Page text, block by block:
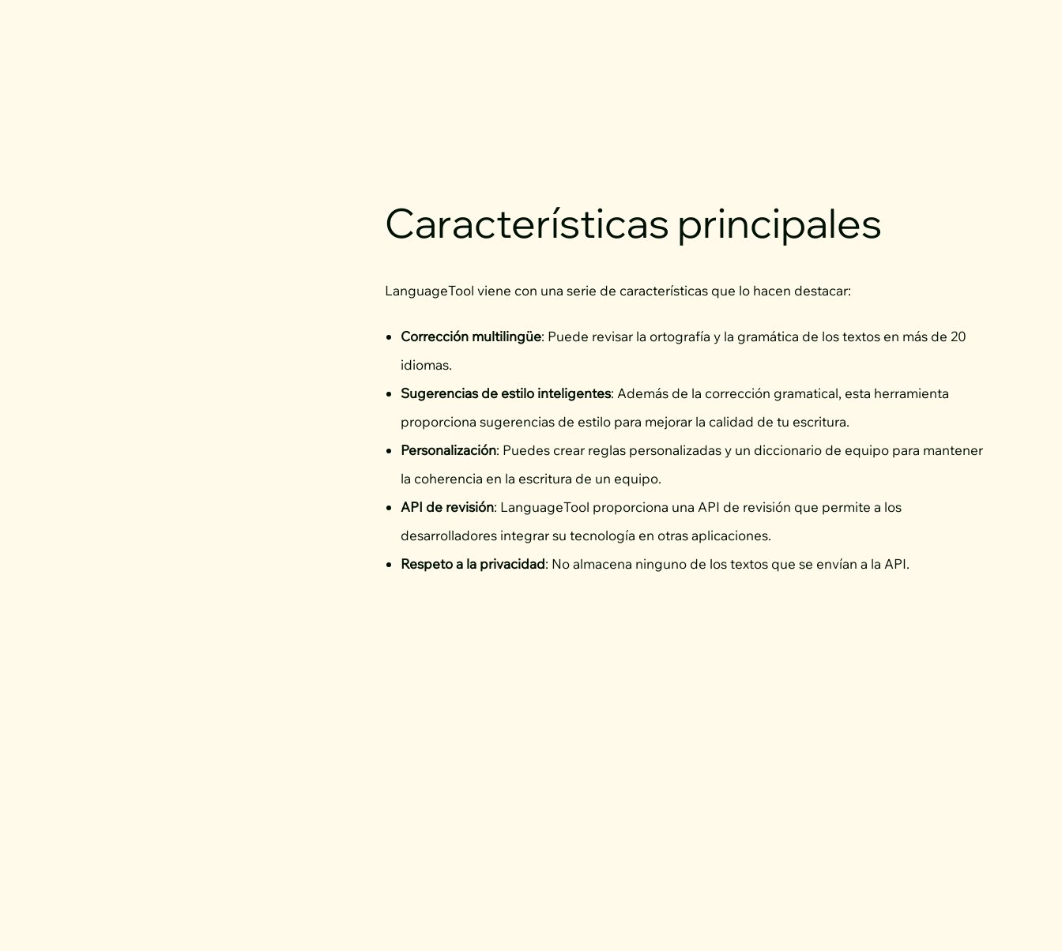
Características principales
LanguageTool viene con una serie de características que lo hacen destacar:
Corrección multilingüe: Puede revisar la ortografía y la gramática de los textos en más de 20
idiomas.
Sugerencias de estilo inteligentes: Además de la corrección gramatical, esta herramienta
proporciona sugerencias de estilo para mejorar la calidad de tu escritura.
Personalización: Puedes crear reglas personalizadas y un diccionario de equipo para mantener
la coherencia en la escritura de un equipo.
API de revisión: LanguageTool proporciona una API de revisión que permite a los
desarrolladores integrar su tecnología en otras aplicaciones.
Respeto a la privacidad: No almacena ninguno de los textos que se envían a la API.